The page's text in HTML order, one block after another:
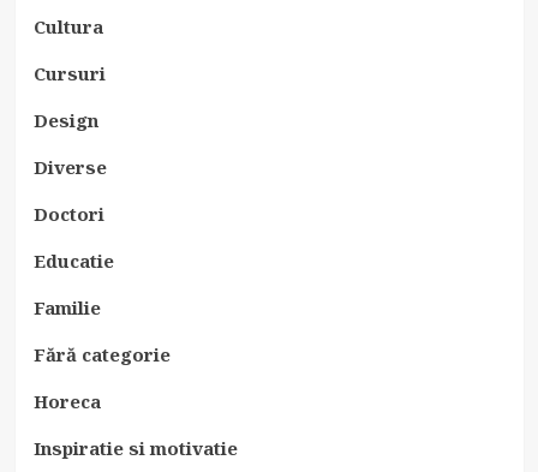
Cultura
Cursuri
Design
Diverse
Doctori
Educatie
Familie
Fără categorie
Horeca
Inspiratie si motivatie